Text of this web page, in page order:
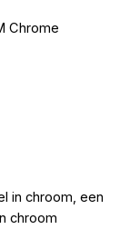
Chrome
in chroom, een
chroom